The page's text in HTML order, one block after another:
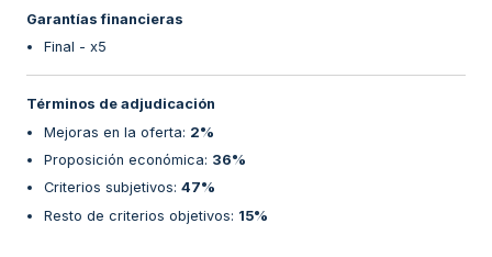
Garantías financieras
Final - x5
Términos de adjudicación
Mejoras en la oferta: 2%
Proposición económica: 36%
Criterios subjetivos: 47%
Resto de criterios objetivos: 15%